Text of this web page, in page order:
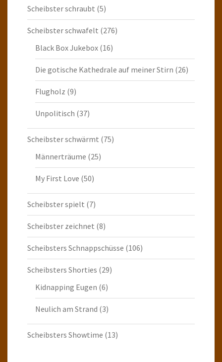
Scheibster schraubt (5)
Scheibster schwafelt (276)
Black Box Jukebox (16)
Die gotische Kathedrale auf meiner Stirn (26)
Flugholz (9)
Unpolitisch (37)
Scheibster schwärmt (75)
Männerträume (25)
My First Love (50)
Scheibster spielt (7)
Scheibster zeichnet (8)
Scheibsters Schnappschüsse (106)
Scheibsters Shorties (29)
Kidnapping Eugen (6)
Neulich am Strand (3)
Scheibsters Showtime (13)